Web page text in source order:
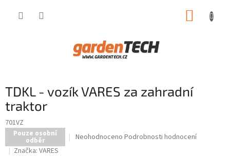
TDKL - vozík VARES za zahradní
traktor
701VZ
Pouze osobní
odběr
Průměrné
Neohodnoceno Podrobnosti hodnocení
Značka: VARES